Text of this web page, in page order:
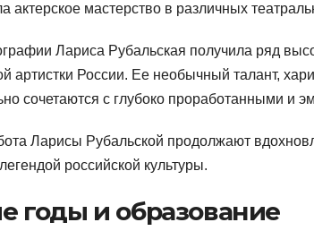
актерское мастерство в различных
Лариса Рубальская получила ряд
артистки России. Ее необычный талант,
сочетаются с глубоко проработанными и
Ларисы Рубальской продолжают
российской культуры.
годы и образование